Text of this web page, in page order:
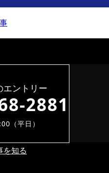
エントリー
2881
（平日）
を知る